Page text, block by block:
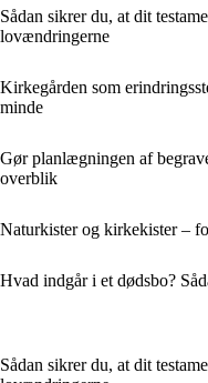
Sådan sikrer du, at dit
lovændringerne
Kirkegården som
minde
Gør planlægningen af
overblik
Naturkister og kirkekister –
Hvad indgår i et dødsbo?
Sådan sikrer du, at dit